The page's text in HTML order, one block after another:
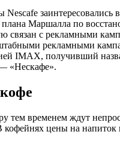
Маршалла по
связан с рекламными
рекламными
IMAX, получивший
«Нескафе».
тем временем ждут
кофейнях цены на